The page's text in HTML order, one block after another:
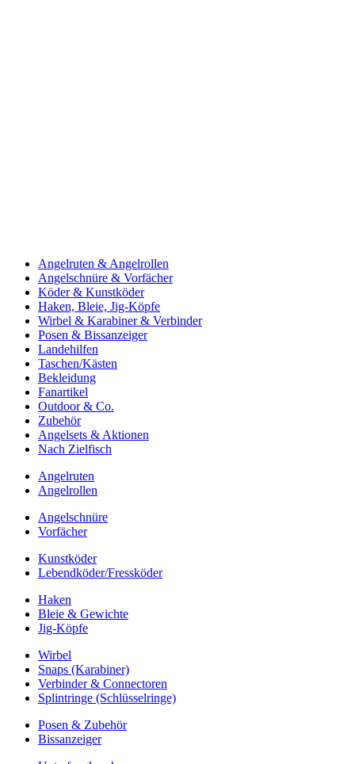
Angelruten & Angelrollen
Angelschnüre & Vorfächer
Köder & Kunstköder
Haken, Bleie, Jig-Köpfe
Wirbel & Karabiner & Verbinder
Posen & Bissanzeiger
Landehilfen
Taschen/Kästen
Bekleidung
Fanartikel
Outdoor & Co.
Zubehör
Angelsets & Aktionen
Nach Zielfisch
Angelruten
Angelrollen
Angelschnüre
Vorfächer
Kunstköder
Lebendköder/Fressköder
Haken
Bleie & Gewichte
Jig-Köpfe
Wirbel
Snaps (Karabiner)
Verbinder & Connectoren
Splintringe (Schlüsselringe)
Posen & Zubehör
Bissanzeiger